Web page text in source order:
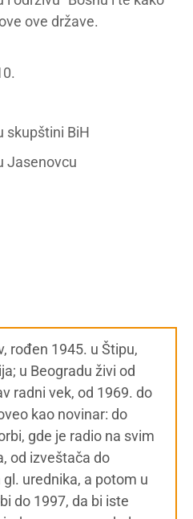
ove države.
skupštini BiH
Jasenovcu
rođen 1945. u Štipu,
u Beogradu živi od
radni vek, od 1969. do
kao novinar: do
gde je radio na svim
od izveštača do
urednika, a potom u
do 1997, da bi iste